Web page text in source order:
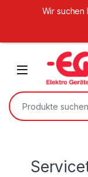
Open
Suche nach:
Wir suchen